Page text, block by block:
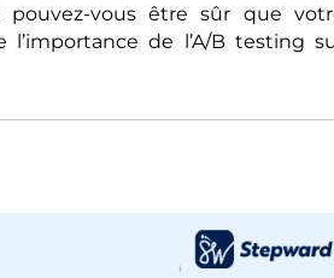
pouvez-vous être sûr que
de l’A/B testing